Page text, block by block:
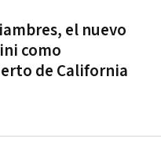
el nuevo
como
de California